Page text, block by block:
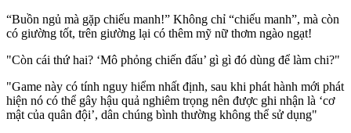
“Buồn ngủ mà gặp chiếu manh!” Không chỉ “chiếu manh”, mà còn
có giường tốt, trên giường lại có thêm mỹ nữ thơm ngào ngạt!
"Còn cái thứ hai? ‘Mô phỏng chiến đấu’ gì gì đó dùng để làm chi?"
"Game này có tính nguy hiểm nhất định, sau khi phát hành mới phát
hiện nó có thể gây hậu quả nghiêm trọng nên được ghi nhận là ‘cơ
mật của quân đội’, dân chúng bình thường không thể sử dụng"